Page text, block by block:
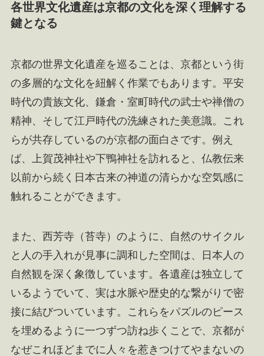
各世界文化遺産は京都の文化を深く理解する
鍵となる
京都の世界文化遺産を巡ることは、京都という街
の多層的な文化を紐解く作業でもあります。平安
時代の貴族文化、鎌倉・室町時代の武士や禅僧の
精神、そして江戸時代の洗練された美意識。これ
らが共存しているのが京都の面白さです。例え
ば、上賀茂神社や下鴨神社を訪れると、仏教伝来
以前から続く日本古来の神道の清らかな空気感に
触れることができます。
また、西芳寺（苔寺）のように、自然のサイクル
と人の手入れが見事に調和した空間は、日本人の
自然観を深く象徴しています。各遺産は独立して
いるようでいて、実は水脈や歴史的な繋がりで密
接に結びついています。これらをパズルのピース
を埋めるように一つずつ訪ね歩くことで、京都が
なぜこれほどまでに人々を惹きつけてやまないの